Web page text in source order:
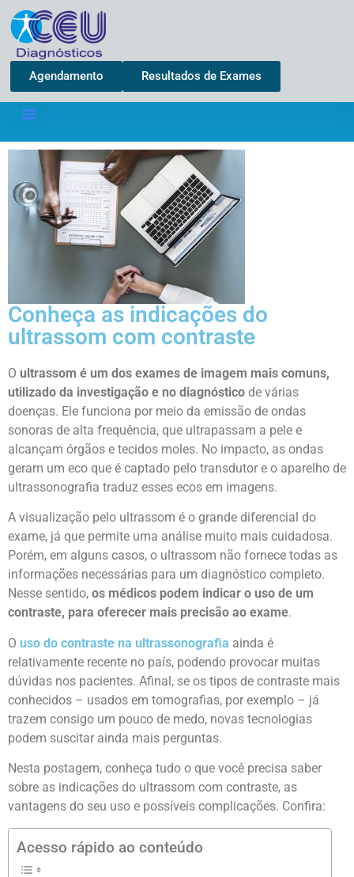
Agendamento Resultados de Exames
Conheça as indicações do
ultrassom com contraste
O ultrassom é um dos exames de imagem mais comuns,
utilizado da investigação e no diagnóstico de várias
doenças. Ele funciona por meio da emissão de ondas
sonoras de alta frequência, que ultrapassam a pele e
alcançam órgãos e tecidos moles. No impacto, as ondas
geram um eco que é captado pelo transdutor e o aparelho de
ultrassonografia traduz esses ecos em imagens.
A visualização pelo ultrassom é o grande diferencial do
exame, já que permite uma análise muito mais cuidadosa.
Porém, em alguns casos, o ultrassom não fornece todas as
informações necessárias para um diagnóstico completo.
Nesse sentido, os médicos podem indicar o uso de um
contraste, para oferecer mais precisão ao exame.
O uso do contraste na ultrassonografia ainda é
relativamente recente no país, podendo provocar muitas
dúvidas nos pacientes. Afinal, se os tipos de contraste mais
conhecidos – usados em tomografias, por exemplo – já
trazem consigo um pouco de medo, novas tecnologias
podem suscitar ainda mais perguntas.
Nesta postagem, conheça tudo o que você precisa saber
sobre as indicações do ultrassom com contraste, as
vantagens do seu uso e possíveis complicações. Confira:
Acesso rápido ao conteúdo